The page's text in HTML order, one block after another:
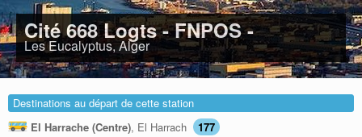
Cité 668 Logts - FNPOS -
Les Eucalyptus, Alger
Destinations au départ de cette station
El Harrache (Centre), El Harrach
177